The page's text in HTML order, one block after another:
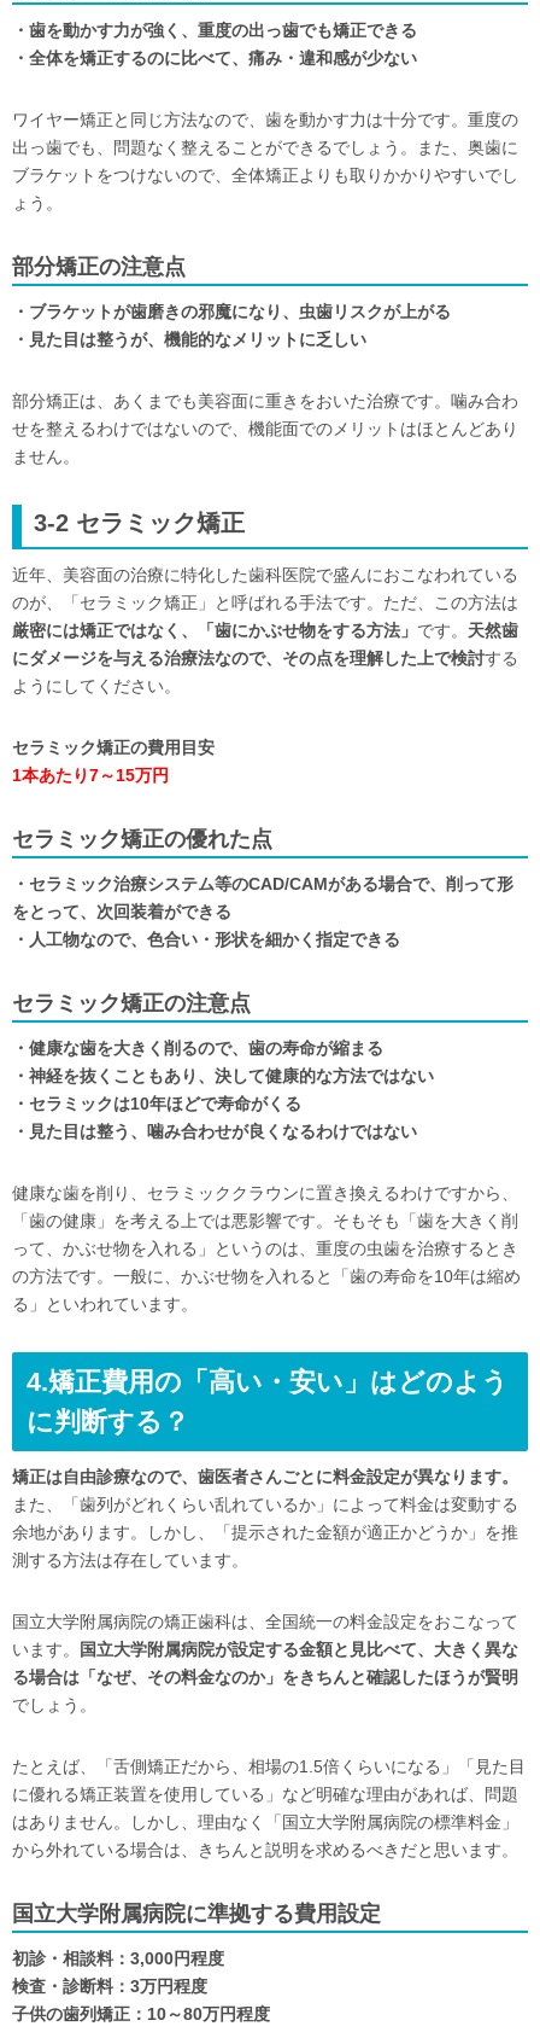
・歯を動かす力が強く、重度の出っ歯でも矯正できる
・全体を矯正するのに比べて、痛み・違和感が少ない
ワイヤー矯正と同じ方法なので、歯を動かす力は十分です。重度の
出っ歯でも、問題なく整えることができるでしょう。また、奥歯に
ブラケットをつけないので、全体矯正よりも取りかかりやすいでし
ょう。
部分矯正の注意点
・ブラケットが歯磨きの邪魔になり、虫歯リスクが上がる
・見た目は整うが、機能的なメリットに乏しい
部分矯正は、あくまでも美容面に重きをおいた治療です。噛み合わ
せを整えるわけではないので、機能面でのメリットはほとんどあり
ません。
3-2 セラミック矯正
近年、美容面の治療に特化した歯科医院で盛んにおこなわれている
のが、「セラミック矯正」と呼ばれる手法です。ただ、この方法は
厳密には矯正ではなく、「歯にかぶせ物をする方法」 です。 天然歯
にダメージを与える治療法なので、その点を理解した上で検討する
ようにしてください。
セラミック矯正の費用目安
1本あたり7～15万円
セラミック矯正の優れた点
・セラミック治療システム等のCAD/CAMがある場合で、削って形
をとって、次回装着ができる
・人工物なので、色合い・形状を細かく指定できる
セラミック矯正の注意点
・健康な歯を大きく削るので、歯の寿命が縮まる
・神経を抜くこともあり、決して健康的な方法ではない
・セラミックは10年ほどで寿命がくる
・見た目は整う、噛み合わせが良くなるわけではない
健康な歯を削り、セラミッククラウンに置き換えるわけですから、
「歯の健康」を考える上では悪影響です。そもそも「歯を大きく削
って、かぶせ物を入れる」というのは、重度の虫歯を治療するとき
の方法です。一般に、かぶせ物を入れると「歯の寿命を10年は縮め
る」といわれています。
4.矯正費用の「高い・安い」はどのよう
に判断する？
矯正は自由診療なので、歯医者さんごとに料金設定が異なります。
また、「歯列がどれくらい乱れているか」によって料金は変動する
余地があります。しかし、「提示された金額が適正かどうか」を推
測する方法は存在しています。
国立大学附属病院の矯正歯科は、全国統一の料金設定をおこなって
います。
国立大学附属病院が設定する金額と見比べて、大きく異な
る場合は「なぜ、その料金なのか」をきちんと確認したほうが賢明
でしょう。
たとえば、「舌側矯正だから、相場の1.5倍くらいになる」「見た目
に優れる矯正装置を使用している」など明確な理由があれば、問題
はありません。しかし、理由なく「国立大学附属病院の標準料金」
から外れている場合は、きちんと説明を求めるべきだと思います。
国立大学附属病院に準拠する費用設定
初診・相談料：3,000円程度
検査・診断料：3万円程度
子供の歯列矯正：10～80万円程度